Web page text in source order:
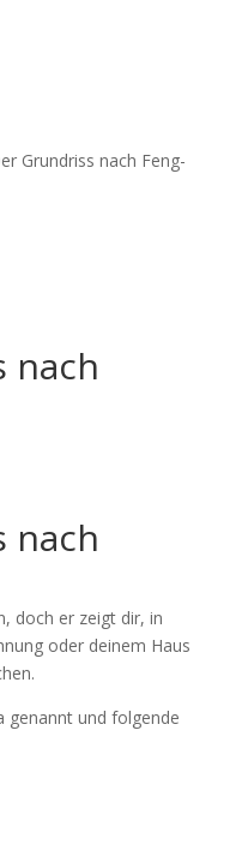
Grundriss nach Feng-
nach
nach
doch er zeigt dir, in
oder deinem Haus
genannt und folgende